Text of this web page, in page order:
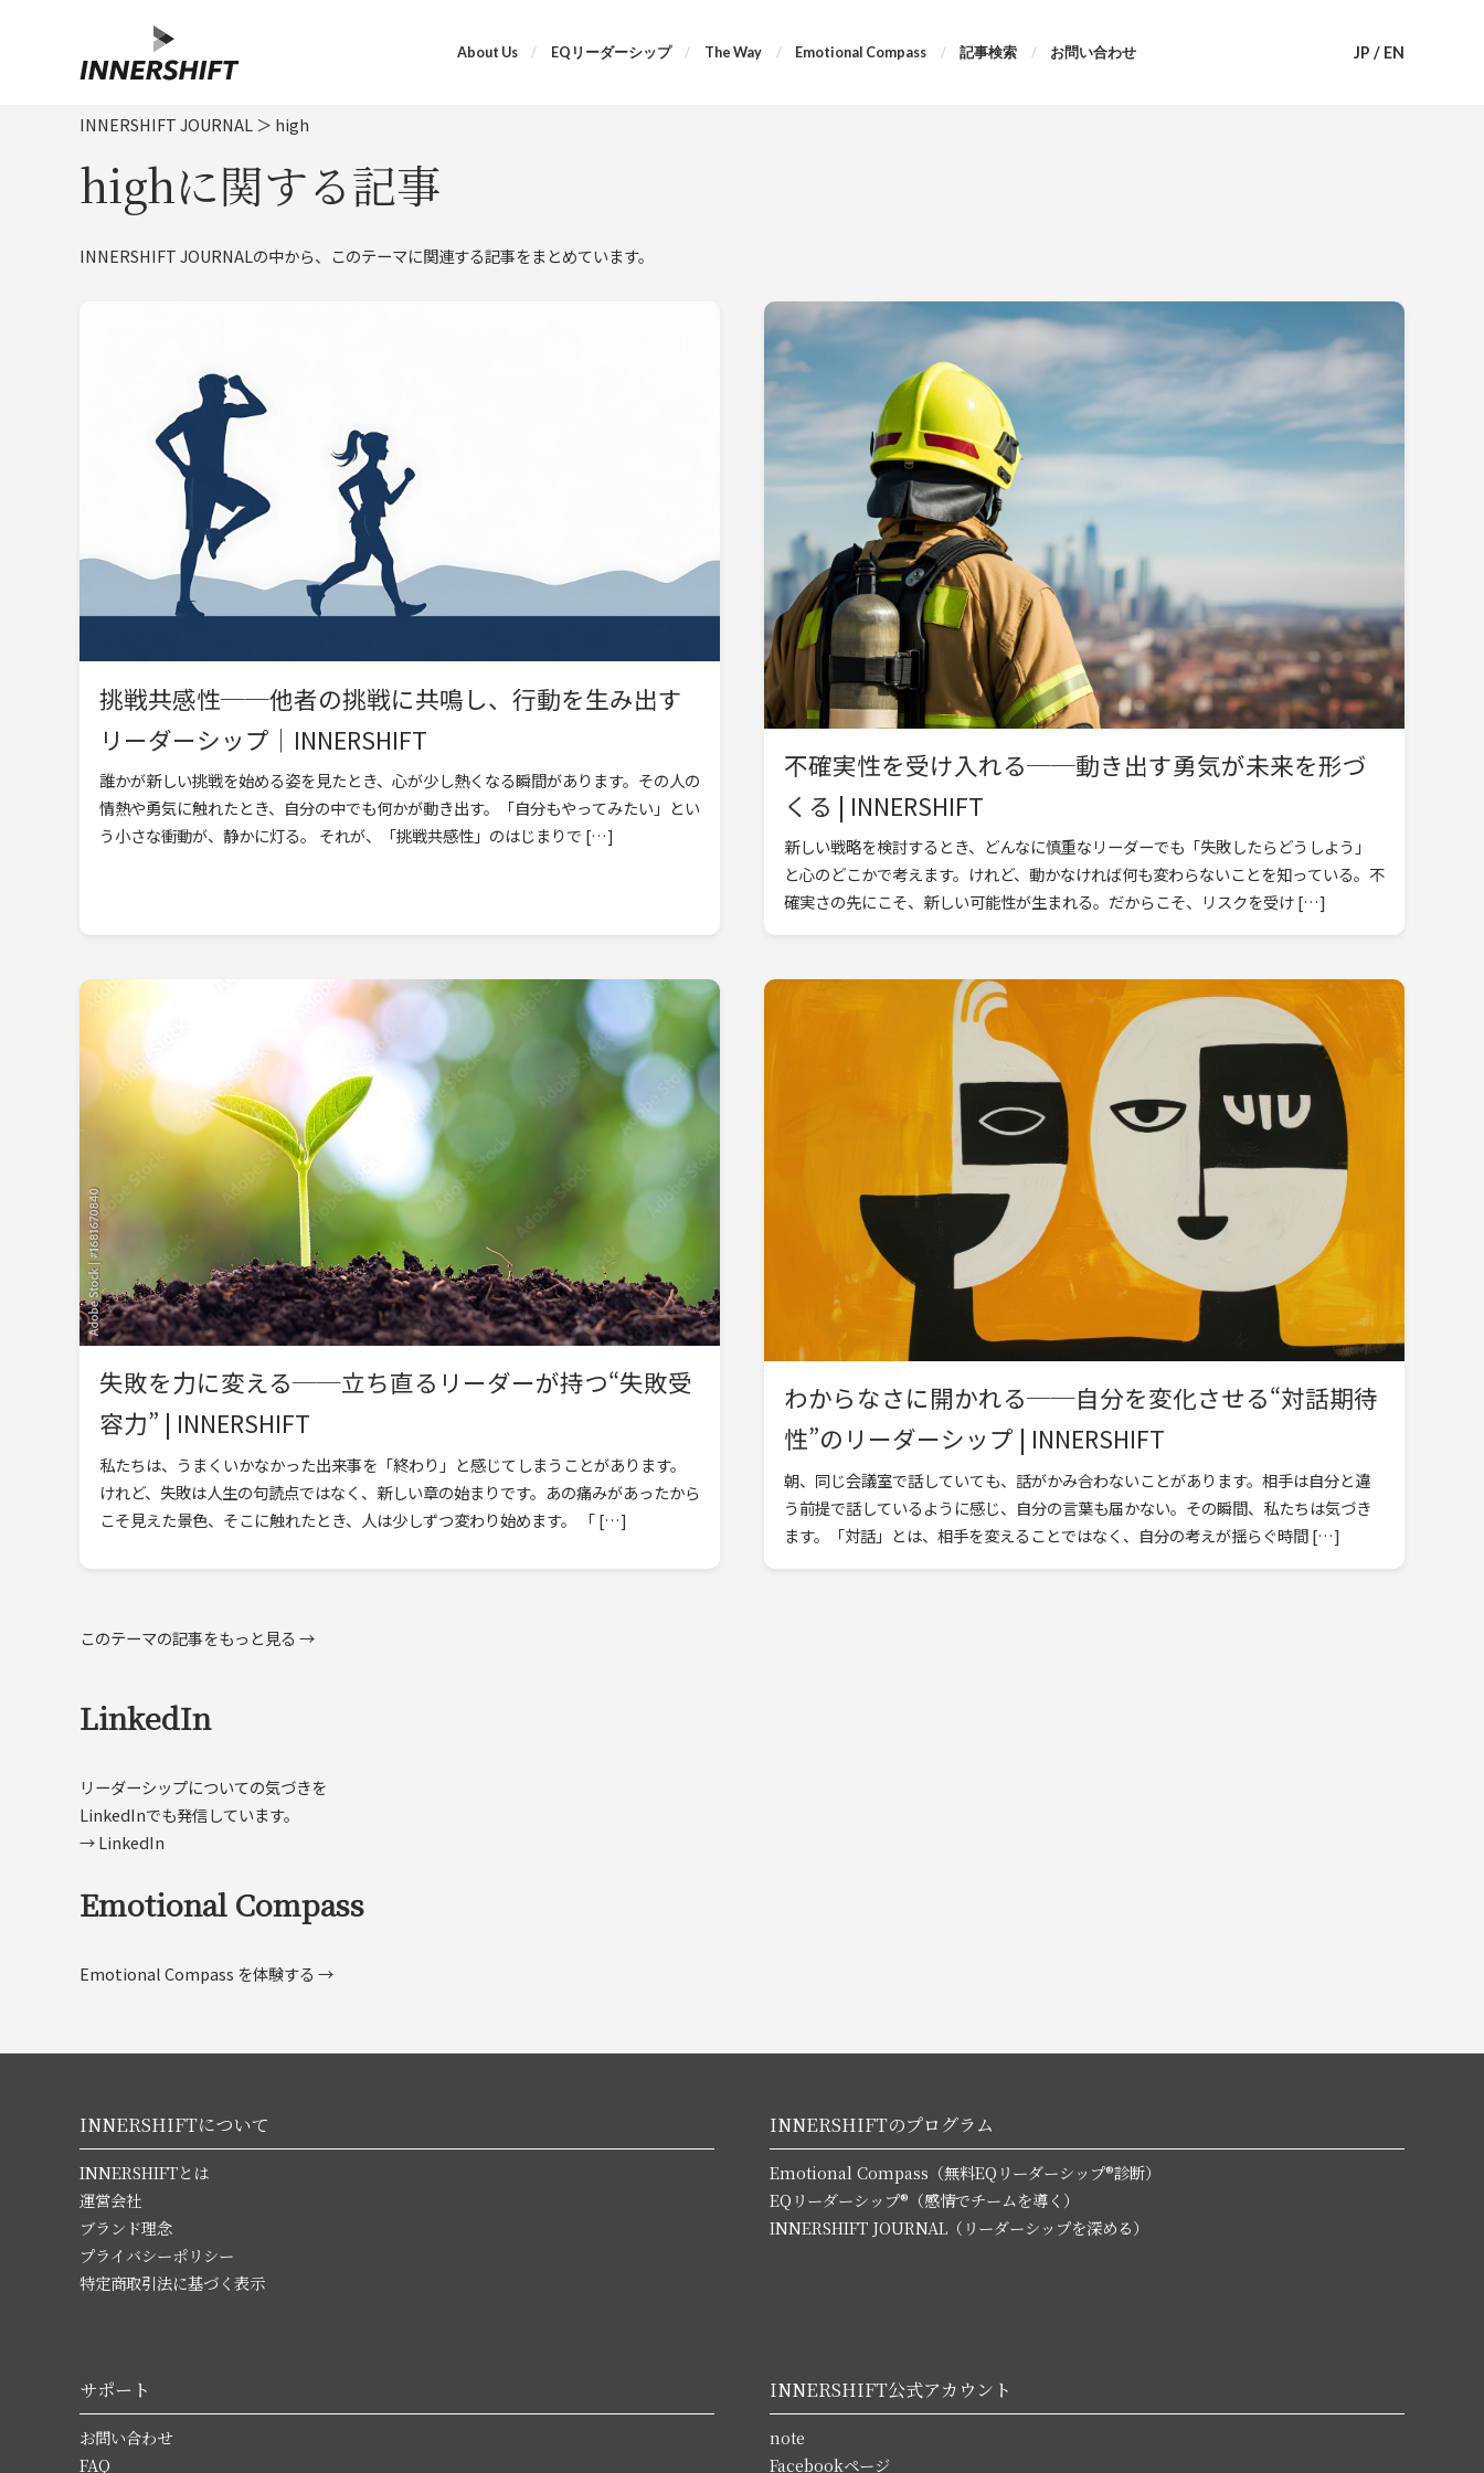
About Us EQリーダーシップ The Way Emotional Compass 記事検索 お問い合わせ JP / EN
INNERSHIFT JOURNAL ＞ high
highに関する記事
INNERSHIFT JOURNALの中から、このテーマに関連する記事をまとめています。
挑戦共感性──他者の挑戦に共鳴し、行動を生み出す
リーダーシップ｜INNERSHIFT
誰かが新しい挑戦を始める姿を見たとき、心が少し熱くなる瞬間があります。その人の
情熱や勇気に触れたとき、自分の中でも何かが動き出す。「自分もやってみたい」とい
う小さな衝動が、静かに灯る。 それが、「挑戦共感性」のはじまりで […]
不確実性を受け入れる──動き出す勇気が未来を形づ
くる | INNERSHIFT
新しい戦略を検討するとき、どんなに慎重なリーダーでも「失敗したらどうしよう」
と心のどこかで考えます。けれど、動かなければ何も変わらないことを知っている。不
確実さの先にこそ、新しい可能性が生まれる。だからこそ、リスクを受け […]
失敗を力に変える──立ち直るリーダーが持つ“失敗受
容力” | INNERSHIFT
私たちは、うまくいかなかった出来事を「終わり」と感じてしまうことがあります。
けれど、失敗は人生の句読点ではなく、新しい章の始まりです。あの痛みがあったから
こそ見えた景色、そこに触れたとき、人は少しずつ変わり始めます。 「 […]
わからなさに開かれる──自分を変化させる“対話期待
性”のリーダーシップ | INNERSHIFT
朝、同じ会議室で話していても、話がかみ合わないことがあります。相手は自分と違
う前提で話しているように感じ、自分の言葉も届かない。その瞬間、私たちは気づき
ます。「対話」とは、相手を変えることではなく、自分の考えが揺らぐ時間 […]
このテーマの記事をもっと見る →
LinkedIn
リーダーシップについての気づきを
LinkedInでも発信しています。
→ LinkedIn
Emotional Compass
Emotional Compass を体験する →
INNERSHIFTについて
INNERSHIFTとは
運営会社
ブランド理念
プライバシーポリシー
特定商取引法に基づく表示
INNERSHIFTのプログラム
Emotional Compass（無料EQリーダーシップ®診断）
EQリーダーシップ®（感情でチームを導く）
INNERSHIFT JOURNAL（リーダーシップを深める）
サポート
お問い合わせ
FAQ
INNERSHIFT公式アカウント
note
Facebookページ